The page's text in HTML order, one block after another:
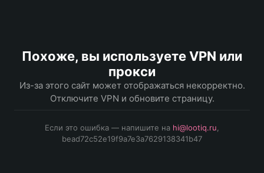
Похоже, вы используете VPN или
прокси
Из-за этого сайт может отображаться некорректно.
Отключите VPN и обновите страницу.
Если это ошибка — напишите на hi@lootiq.ru
bead72c52e19f9a7e3a7629138341b47